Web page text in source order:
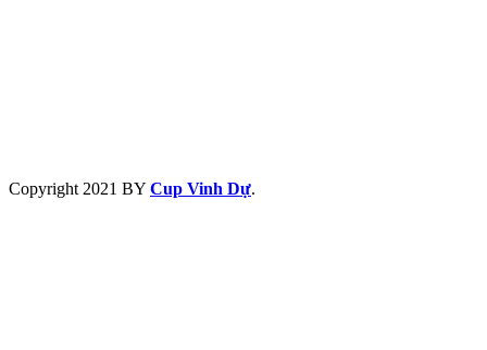
Copyright 2021 BY Cup Vinh Dự.